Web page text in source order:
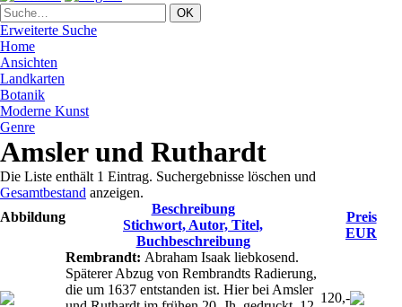
Erweiterte Suche
Home
Ansichten
Landkarten
Botanik
Moderne Kunst
Genre
Amsler und Ruthardt
Die Liste enthält 1 Eintrag. Suchergebnisse löschen und
Gesamtbestand anzeigen.
Abbildung
Beschreibung
Stichwort, Autor, Titel,
Buchbeschreibung
Preis
EUR
Rembrandt: Abraham Isaak liebkosend.
Späterer Abzug von Rembrandts Radierung,
die um 1637 entstanden ist. Hier bei Amsler
120,-